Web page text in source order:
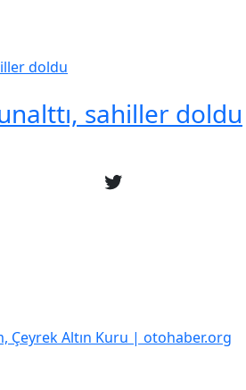
sahiller doldu
Çeyrek Altın Kuru | otohaber.org